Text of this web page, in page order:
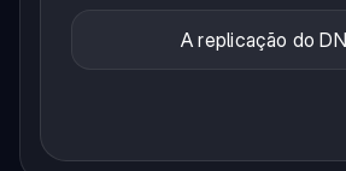
A replicação do